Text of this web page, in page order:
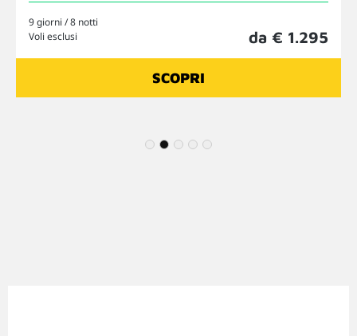
9 giorni / 8 notti
Voli esclusi
da € 1.295
SCOPRI
4 5